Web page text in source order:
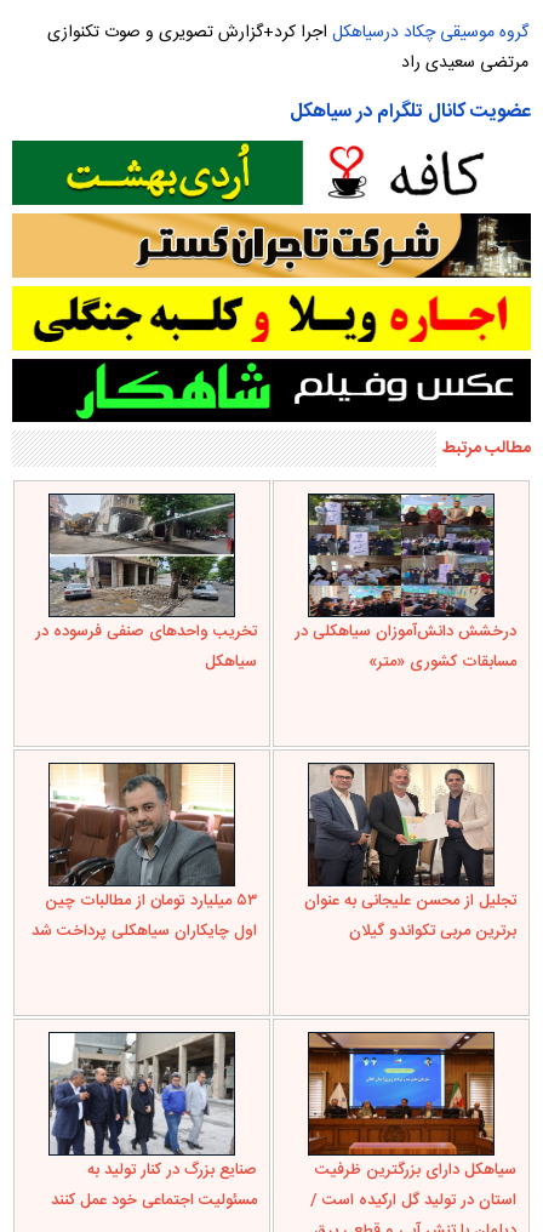
گروه موسیقی چکاددرسیاهکل اجرا کرد+گزارش تصویری و صوت تکنوازی
مرتضی سعیدی راد
عضویت کانال تلگرام در سیاهکل
مطالب مرتبط
درخشش دانش‌آموزان سیاهکلی در
مسابقات کشوری «متر»
تخریب واحدهای صنفی فرسوده در
سیاهکل
تجلیل از محسن علیجانی به عنوان
برترین مربی تکواندو گیلان
۵۳ میلیارد تومان از مطالبات چین
اول چایکاران سیاهکلی پرداخت شد
سیاهکل دارای بزرگترین ظرفیت
استان در تولید گل ارکیده است /
صنایع بزرگ در کنار تولید به
مسئولیت اجتماعی خود عمل کنند